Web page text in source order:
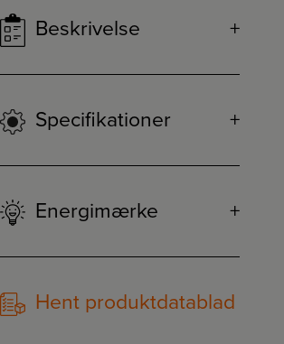
Beskrivelse
Specifikationer
Energimærke
Hent produktdatablad